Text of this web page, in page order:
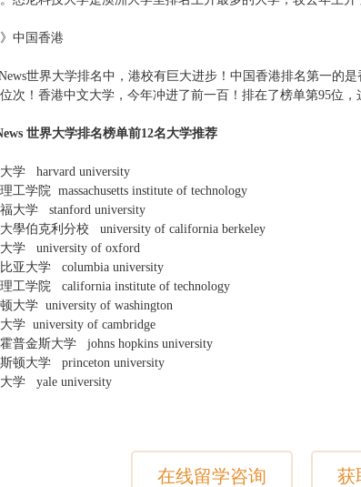
中国香港
世界大学排名中，港校有巨大进步！中国香港排名第一的
次！香港中文大学，今年冲进了前一百！排在了榜单第95位，
世界大学排名榜单前12名大学推荐
学 harvard university
工学院 massachusetts institute of technology
大学 stanford university
學伯克利分校 university of california berkeley
学 university of oxford
亚大学 columbia university
工学院 california institute of technology
大学 university of washington
学 university of cambridge
普金斯大学 johns hopkins university
顿大学 princeton university
学 yale university
在线留学咨询 获